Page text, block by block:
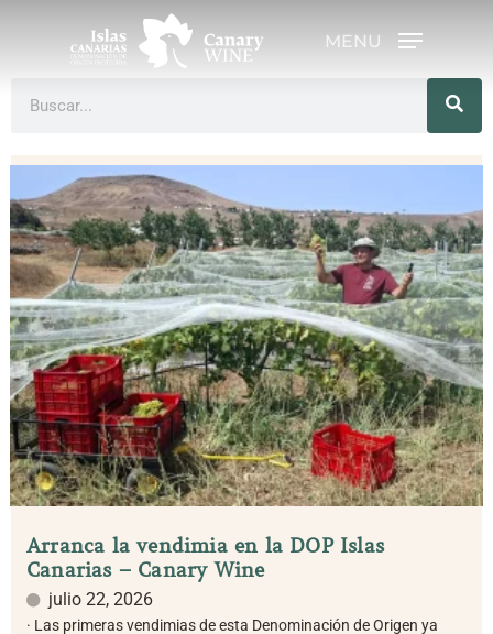
MENU
Arranca la vendimia en la DOP Islas
Canarias – Canary Wine
julio 22, 2026
· Las primeras vendimias de esta Denominación de Origen ya